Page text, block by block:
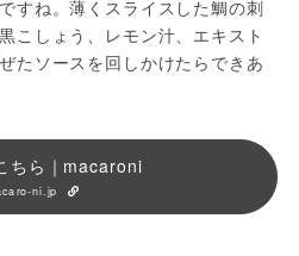
すね。薄くスライスした鯛の刺
こしょう、レモン汁、エキスト
たソースを回しかけたらできあ
ちら｜macaroni
ni.jp